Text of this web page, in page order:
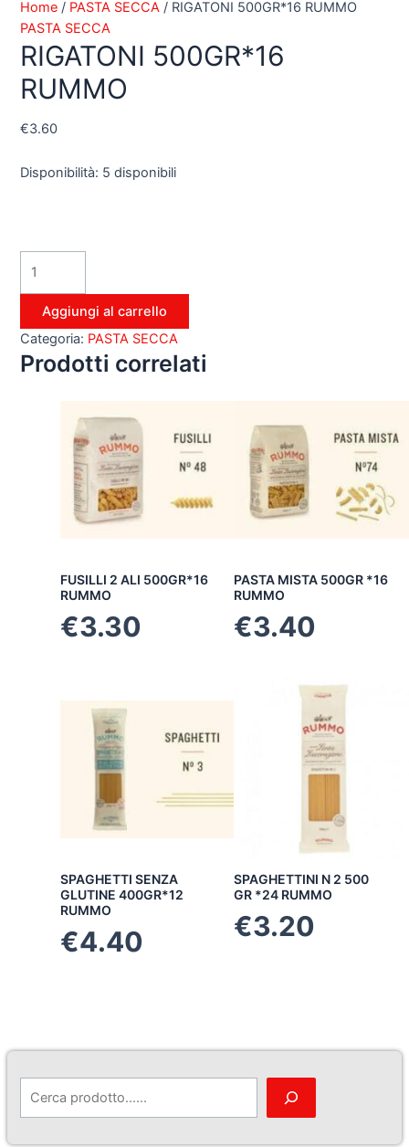
Home / PASTA SECCA / RIGATONI 500GR*16 RUMMO
PASTA SECCA
RIGATONI 500GR*16
RUMMO
€3.60
Disponibilità: 5 disponibili
Aggiungi al carrello
Categoria: PASTA SECCA
Prodotti correlati
FUSILLI 2 ALI 500GR*16
RUMMO
€3.30
PASTA MISTA 500GR *16
RUMMO
€3.40
SPAGHETTI SENZA
GLUTINE 400GR*12
RUMMO
€4.40
SPAGHETTINI N 2 500
GR *24 RUMMO
€3.20